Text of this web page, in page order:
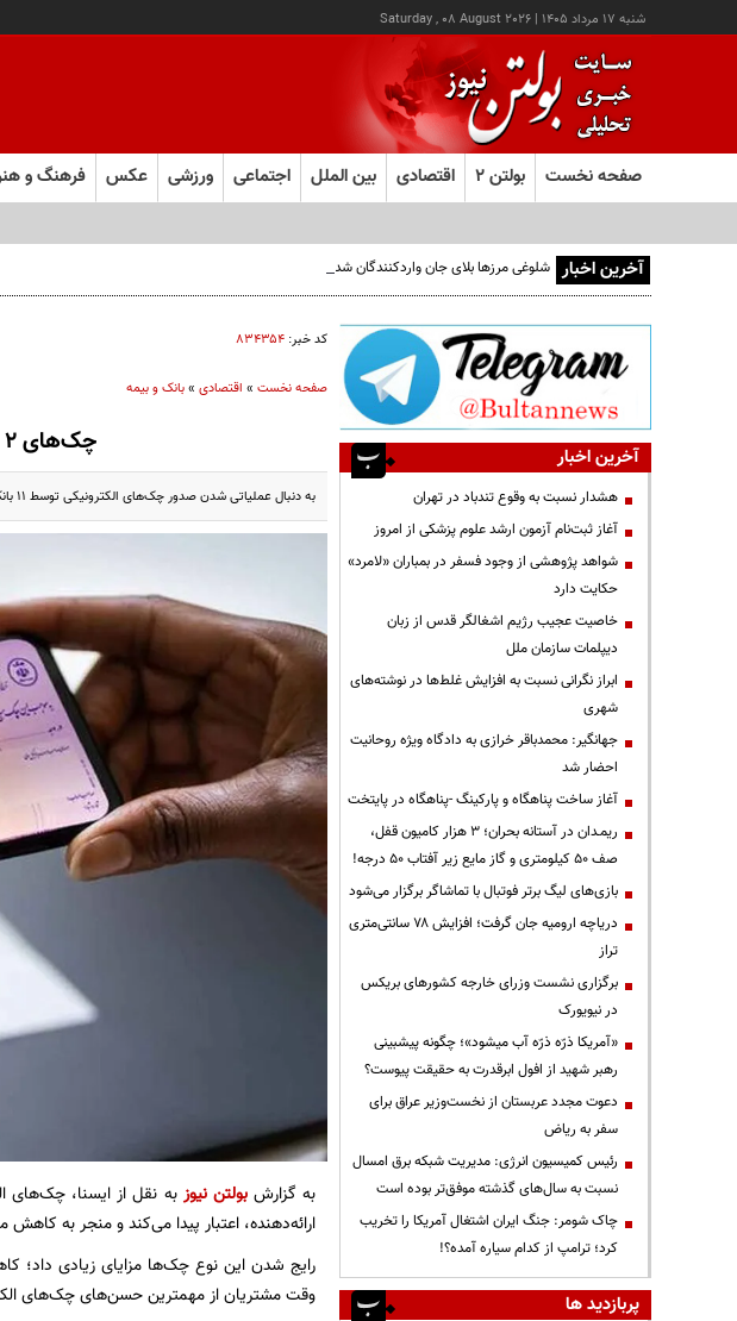
شنبه ۱۷ مرداد ۱۴۰۵ |
Saturday , 08 August 2026
صفحه نخست بولتن ۲ اقتصادی بین الملل اجتماعی ورزشی عکس فرهنگ و
آخرین اخبار شلوغی مرزها بلای جان واردکنندگان شده است
کد خبر: ۸۳۴۳۵۴
صفحه نخست» اقتصادی»بانک و بیمه
چک‌های ۲ بانک پر مشتری به زودی الکترونیکی می‌شود
به دنبال عملیاتی شدن صدور چک‌های الکترونیکی توسط ۱۱ بانک (تاکنون)، در آخرین خبرها از سوی مسئولان بانکی اعلام شده که به‌زودی بانک ملت و ملی به ...
به گزارشبولتن نیوز به نقل از ایسنا، چک‌های
ارائه‌دهنده، اعتبار پیدا می‌کند و منجر به
رایج شدن این نوع چک‌ها مزایای زیادی
وقت مشتریان از مهمترین حسن‌های چک‌های
آخرین اخبار
هشدار نسبت به وقوع تندباد در تهران
آغاز ثبت‌نام آزمون ارشد علوم پزشکی از امروز
شواهد پژوهشی از وجود فسفر در بمباران «لامرد»
حکایت دارد
خاصیت عجیب رژیم اشغالگر قدس از زبان
دیپلمات سازمان ملل
ابراز نگرانی نسبت به افزایش غلط‌ها در نوشته‌های
شهری
جهانگیر: محمدباقر خرازی به دادگاه ویژه روحانیت
احضار شد
آغاز ساخت پناهگاه و پارکینگ -پناهگاه در پایتخت
ریمـدان در آستانه بحران؛ ۳ هزار کامیون قفل،
صف ۵۰ کیلومتری و گاز مایع زیر آفتاب ۵۰ درجه!
بازی‌های لیگ برتر فوتبال با تماشاگر برگزار می‌شود
دریاچه ارومیه جان گرفت؛ افزایش ۷۸ سانتی‌متری
تراز
برگزاری نشست وزرای خارجه کشورهای بریکس
در نیویورک
«آمریکا ذرّه ذرّه آب میشود»؛ چگونه پیشبینی
رهبر شهید از افول ابرقدرت به حقیقت پیوست؟
دعوت مجدد عربستان از نخست‌وزیر عراق برای
سفر به ریاض
رئیس کمیسیون انرژی: مدیریت شبکه برق امسال
نسبت به سال‌های گذشته موفق‌تر بوده است
چاک شومر: جنگ ایران اشتغال آمریکا را تخریب
کرد؛ ترامپ از کدام سیاره آمده؟!
پربازدید ها